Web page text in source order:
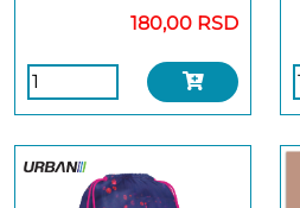
180,00 RSD